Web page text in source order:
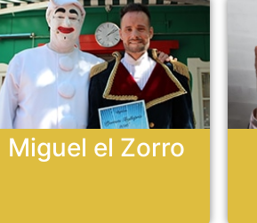
Miguel el Zorro